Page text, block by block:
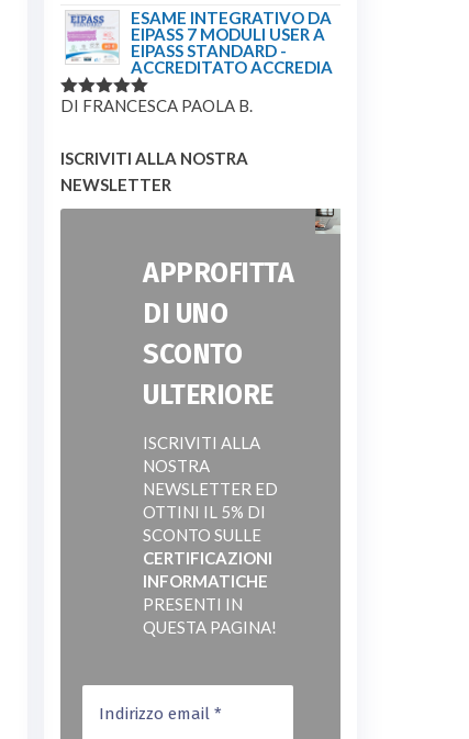
ESAME INTEGRATIVO DA
EIPASS 7 MODULI USER A
EIPASS STANDARD -
ACCREDITATO ACCREDIA
VALUTATO
DI FRANCESCA PAOLA B.
ISCRIVITI ALLA NOSTRA
NEWSLETTER
APPROFITTA
DI UNO
SCONTO
ULTERIORE
ISCRIVITI ALLA
NOSTRA
NEWSLETTER ED
OTTINI IL 5% DI
SCONTO SULLE
CERTIFICAZIONI
INFORMATICHE
PRESENTI IN
QUESTA PAGINA!